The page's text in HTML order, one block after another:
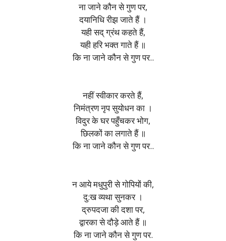
ना जाने कौन से गुण पर,
दयानिधि रीझ जाते हैं ।
यही सद् ग्रंथ कहते हैं,
यही हरि भक्त गाते हैं ॥
कि ना जाने कौन से गुण पर..
नहीं स्वीकार करते हैं,
निमंत्रण नृप सुयोधन का ।
विदुर के घर पहुँचकर भोग,
छिलकों का लगाते हैं ॥
कि ना जाने कौन से गुण पर..
न आये मधुपुरी से गोपियों की,
दु:ख व्यथा सुनकर ।
द्रुपदजा की दशा पर,
द्वारका से दौड़े आते हैं ॥
कि ना जाने कौन से गुण पर.